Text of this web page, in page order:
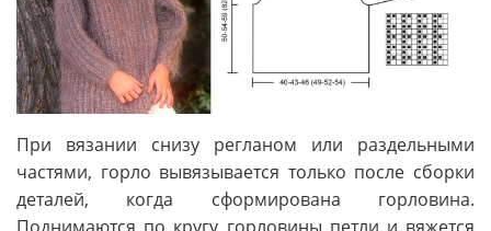
При вязании снизу регланом или раздельными
частями, горло вывязывается только после сборки
деталей, когда сформирована горловина.